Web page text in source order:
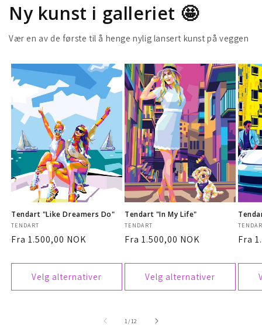
Ny kunst i galleriet 🤩
Vær en av de første til å henge nylig lansert kunst på veggen
Tendart "Like Dreamers Do"
Selger:
TENDART
Vanlig
Fra 1.500,00 NOK
Velg alternativer
Tendart "In My Life"
Selger:
TENDART
Vanlig
Fra 1.500,00 NOK
Velg alternativer
Fra
1/av
12